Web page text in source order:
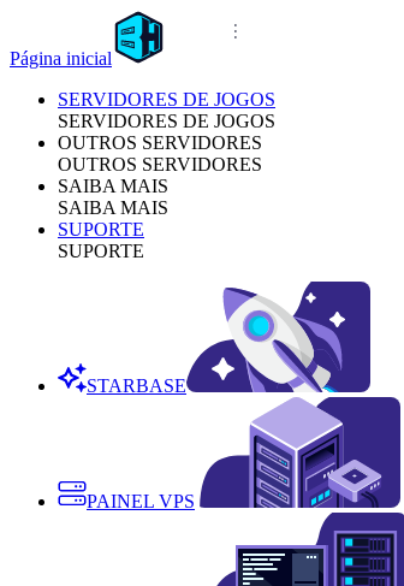
Página inicial
SERVIDORES DE JOGOS
SERVIDORES DE JOGOS
OUTROS SERVIDORES
OUTROS SERVIDORES
SAIBA MAIS
SAIBA MAIS
SUPORTE
SUPORTE
STARBASE
PAINEL VPS